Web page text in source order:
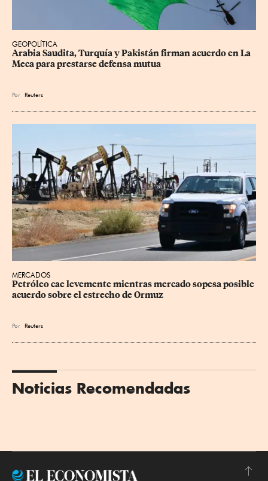
GEOPOLÍTICA
Arabia Saudita, Turquía y Pakistán firman acuerdo en La
Meca para prestarse defensa mutua
Por Reuters
MERCADOS
Petróleo cae levemente mientras mercado sopesa posible
acuerdo sobre el estrecho de Ormuz
Por Reuters
Noticias Recomendadas